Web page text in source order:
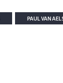
PAUL VAN